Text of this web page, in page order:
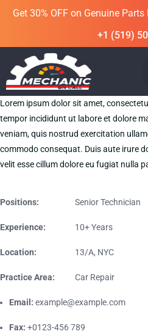
Get 30% OFF on Genuine
+1 (519)
Lorem ipsum dolor sit amet,
tempor incididunt ut labore et dolore
veniam, quis nostrud exercitation
commodo consequat. Duis aute irure
velit esse cillum dolore eu fugiat nulla
Positions: Senior Technician
Experience: 10+ Years
Location: 13/A, NYC
Practice Area: Car Repair
Email: example@example.com
Fax: +0123-456 789